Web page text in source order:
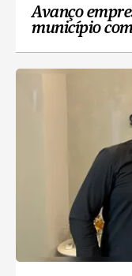
Avanço
município